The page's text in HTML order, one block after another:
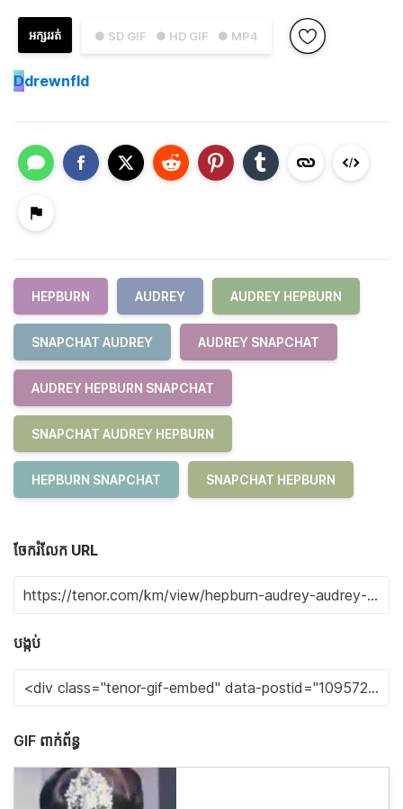
● SD GIF ● HD GIF ● MP4
អក្សររត់
Ddrewnfld
HEPBURN AUDREY AUDREY HEPBURN
SNAPCHAT AUDREY AUDREY SNAPCHAT
AUDREY HEPBURN SNAPCHAT
SNAPCHAT AUDREY HEPBURN
HEPBURN SNAPCHAT SNAPCHAT HEPBURN
ចែករំលែក URL
បង្កប់
GIF ពាក់ព័ន្ធ